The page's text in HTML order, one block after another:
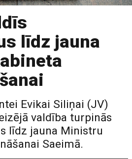
līdz jauna
Evikai Siliņai (JV)
valdība turpinās
līdz jauna Ministru
Saeimā.